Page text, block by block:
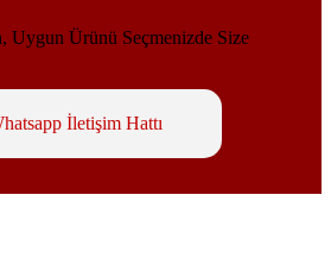
Uygun Ürünü Seçmenizde Size
İletişim Hattı